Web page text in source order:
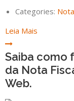
Categories:
Leia Mais
Saiba como
da Nota
Web.